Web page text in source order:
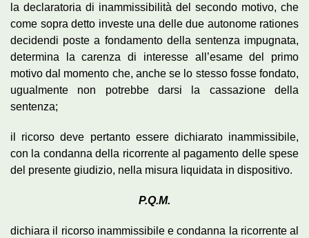
la declaratoria di inammissibilità del secondo motivo, che
come sopra detto investe una delle due autonome rationes
decidendi poste a fondamento della sentenza impugnata,
determina la carenza di interesse all’esame del primo
motivo dal momento che, anche se lo stesso fosse fondato,
ugualmente non potrebbe darsi la cassazione della
sentenza;
il ricorso deve pertanto essere dichiarato inammissibile,
con la condanna della ricorrente al pagamento delle spese
del presente giudizio, nella misura liquidata in dispositivo.
P.Q.M.
dichiara il ricorso inammissibile e condanna la ricorrente al